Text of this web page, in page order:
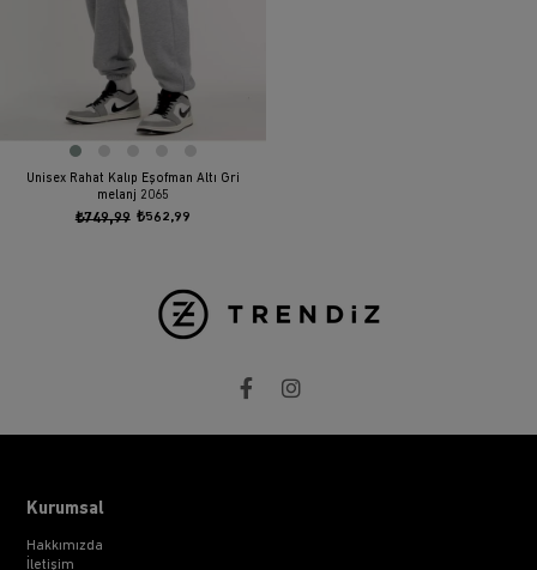
Unisex Rahat Kalıp Eşofman Altı Gri
melanj 2065
₺562,99
₺749,99
Kurumsal
Hakkımızda
İletişim